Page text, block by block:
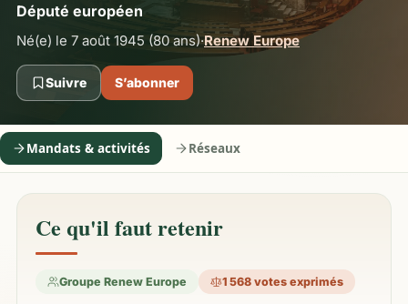
Député européen
Né(e) le 7 août 1945 (80 ans)·Renew Europe
Suivre S’abonner
Mandats & activités Réseaux
Ce qu'il faut retenir
Groupe Renew Europe 1 568 votes exprimés